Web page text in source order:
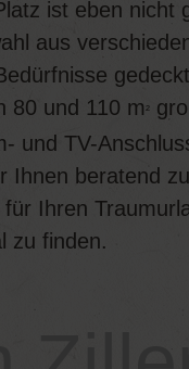
ist eben nicht
aus
80 und 110 m²
und TV-
Ihnen beratend
Ihren
zu finden.